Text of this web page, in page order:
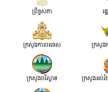
ព្រឹទ្ធសភា រ
ក្រសួងការបរទេស ក្រសួង
ក្រសួងបរិស្ថាន ក្រសួងអប់